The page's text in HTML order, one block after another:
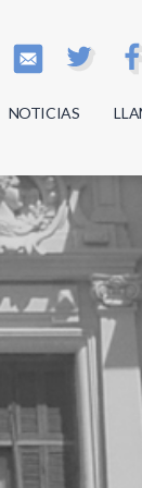
NOTICIAS